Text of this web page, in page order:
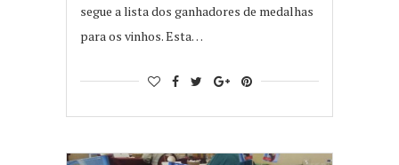
segue a lista dos ganhadores de medalhas
para os vinhos. Esta…